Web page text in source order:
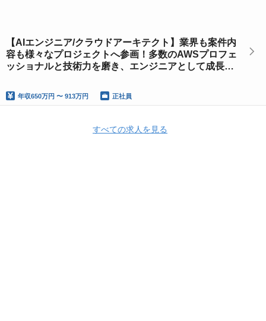
【AIエンジニア/クラウドアーキテクト】業界も案件内
容も様々なプロジェクトへ参画！多数のAWSプロフェ
ッショナルと技術力を磨き、エンジニアとして成長し
年収650万円 〜 913万円 正社員
すべての求人を見る